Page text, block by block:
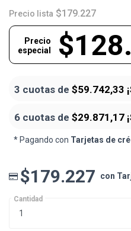
Precio lista $179.227
Precio
especial
3 cuotas de $59.742,33
6 cuotas de $29.871,17
* Pagando con Tarjetas de
$179.227 con
Cantidad